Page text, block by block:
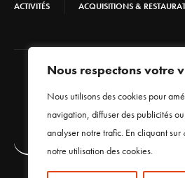
Nous respectons votre
Nous utilisons des cookies pour
navigation, diffuser des publicités
analyser notre trafic. En cliquant sur
notre utilisation des cookies.
ACTIVITÉS ACQUISITIONS &